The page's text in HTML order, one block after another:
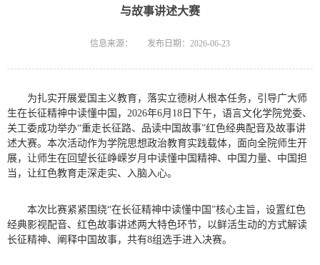
与故事讲述大赛
信息来源： 发布日期：2026-06-23
为扎实开展爱国主义教育，落实立德树人根本任务，引导广大师
生在长征精神中读懂中国，2026年6月18日下午，语言文化学院党委、
关工委成功举办“重走长征路、品读中国故事”红色经典配音及故事讲
述大赛。本次活动作为学院思想政治教育实践载体，面向全院师生开
展，让师生在回望长征峥嵘岁月中读懂中国精神、中国力量、中国担
当，让红色教育走深走实、入脑入心。
本次比赛紧紧围绕“在长征精神中读懂中国”核心主旨，设置红色
经典影视配音、红色故事讲述两大特色环节，以鲜活生动的方式解读
长征精神、阐释中国故事，共有8组选手进入决赛。